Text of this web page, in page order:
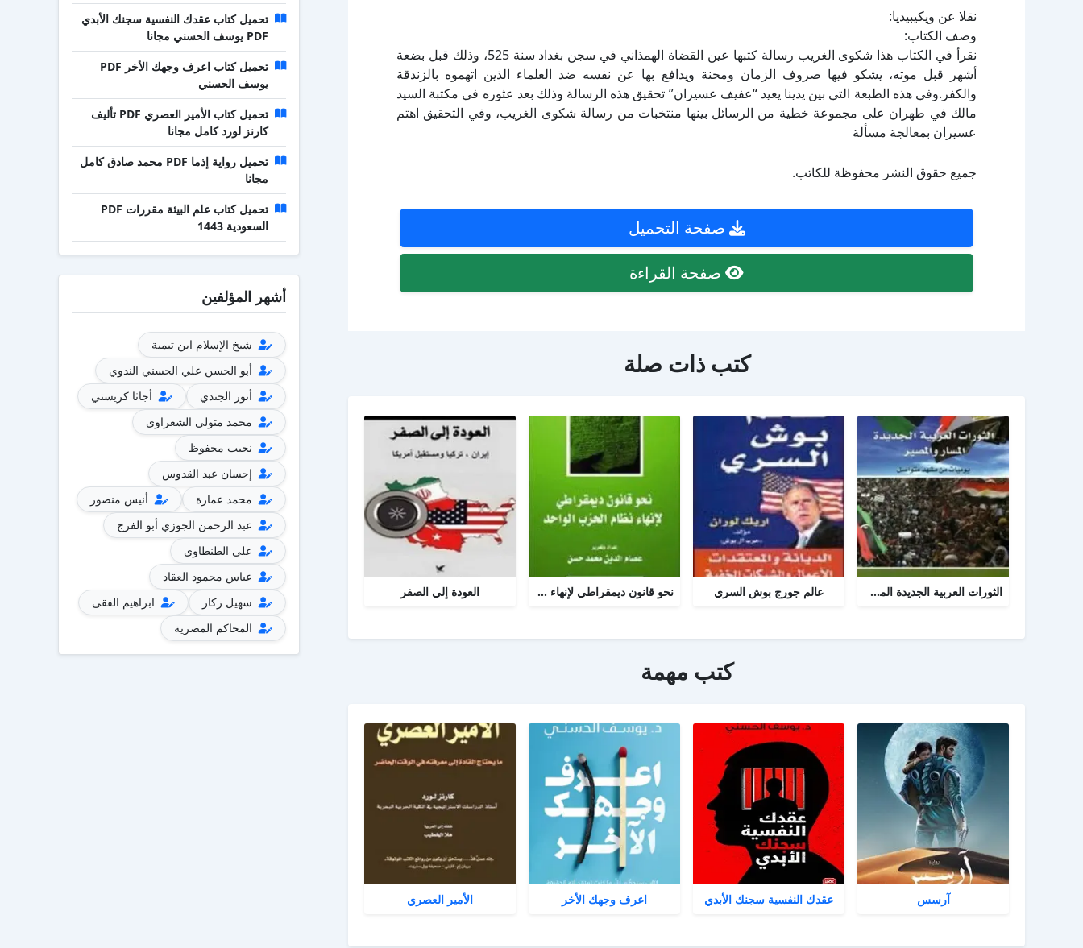
نقلا عن ويكيبيديا:
وصف الكتاب:
نقرأ في الكتاب هذا شكوى الغريب رسالة كتبها عين القضاة الهمذاني في سجن بغداد سنة 525، وذلك قبل بضعة
أشهر قبل موته، يشكو فيها صروف الزمان ومحنة ويدافع بها عن نفسه ضد العلماء الذين اتهموه بالزندقة
والكفر.وفي هذه الطبعة التي بين يدينا يعيد “عفيف عسيران” تحقيق هذه الرسالة وذلك بعد عثوره في مكتبة السيد
مالك في طهران على مجموعة خطية من الرسائل بينها منتخبات من رسالة شكوى الغريب، وفي التحقيق اهتم
عسيران بمعالجة مسألة
جميع حقوق النشر محفوظة للكاتب.
صفحة التحميل
صفحة القراءة
كتب ذات صلة
الثورات العربية الجديدة المسار والمصير عالم جورج بوش السري نحو قانون ديمقراطي لإنهاء نظام الحزب الواحد العودة إلي الصفر
كتب مهمة
آرسس عقدك النفسية سجنك الأبدي اعرف وجهك الأخر الأمير العصري
تحميل كتاب عقدك النفسية سجنك الأبدي
PDF يوسف الحسني مجانا
تحميل كتاب اعرف وجهك الأخر PDF
يوسف الحسني
تحميل كتاب الأمير العصري PDF تأليف
كارنز لورد كامل مجانا
تحميل رواية إذما PDF محمد صادق كامل
مجانا
تحميل كتاب علم البيئة مقررات PDF
السعودية 1443
أشهر المؤلفين
شيخ الإسلام ابن تيمية
أبو الحسن علي الحسني الندوي
أنور الجندي
أجاثا كريستي
محمد متولي الشعراوي
نجيب محفوظ
إحسان عبد القدوس
محمد عمارة
أنيس منصور
عبد الرحمن الجوزي أبو الفرج
علي الطنطاوي
عباس محمود العقاد
سهيل زكار
ابراهيم الفقى
المحاكم المصرية